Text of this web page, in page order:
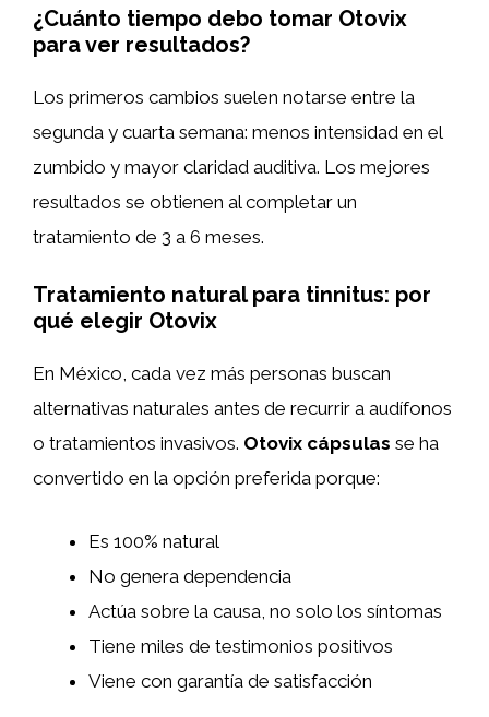
¿Cuánto tiempo debo tomar Otovix
para ver resultados?
Los primeros cambios suelen notarse entre la
segunda y cuarta semana: menos intensidad en el
zumbido y mayor claridad auditiva. Los mejores
resultados se obtienen al completar un
tratamiento de 3 a 6 meses.
Tratamiento natural para tinnitus: por
qué elegir Otovix
En México, cada vez más personas buscan
alternativas naturales antes de recurrir a audífonos
o tratamientos invasivos. Otovix cápsulas se ha
convertido en la opción preferida porque:
Es 100% natural
No genera dependencia
Actúa sobre la causa, no solo los síntomas
Tiene miles de testimonios positivos
Viene con garantía de satisfacción